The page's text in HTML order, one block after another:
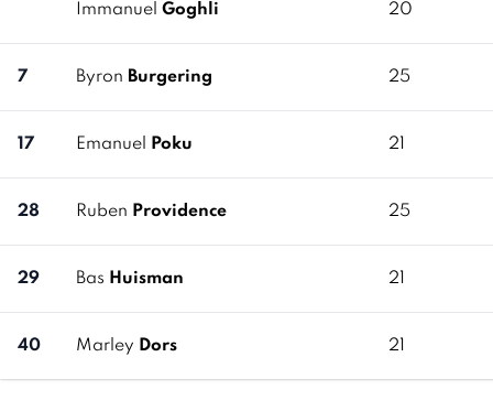
Immanuel Goghli 20
7 Byron Burgering 25
17 Emanuel Poku 21
28 Ruben Providence 25
29 Bas Huisman 21
40 Marley Dors 21